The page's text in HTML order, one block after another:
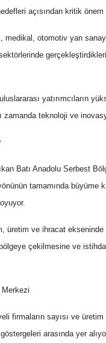
açısından kritik önem
medikal, otomotiv yan
yatırımcıların
zamanda teknoloji ve
Batı Anadolu Serbest
tamamında büyüme
üretim ve ihracat
çekilmesine ve
Merkezi
firmaların sayısı ve üretim
arasında yer